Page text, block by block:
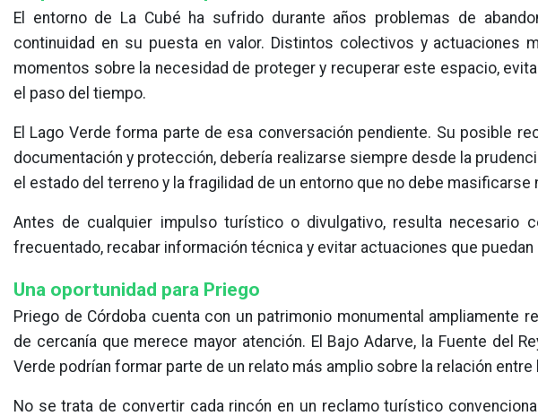
El entorno de La Cubé ha sufrido durante años problemas de
continuidad en su puesta en valor. Distintos colectivos y actuaciones
momentos sobre la necesidad de proteger y recuperar este espacio,
el paso del tiempo.
El Lago Verde forma parte de esa conversación pendiente. Su posible
documentación y protección, debería realizarse siempre desde la
el estado del terreno y la fragilidad de un entorno que no debe masificarse
Antes de cualquier impulso turístico o divulgativo, resulta necesario
frecuentado, recabar información técnica y evitar actuaciones que puedan
Una oportunidad para Priego
Priego de Córdoba cuenta con un patrimonio monumental ampliamente
de cercanía que merece mayor atención. El Bajo Adarve, la Fuente del
Verde podrían formar parte de un relato más amplio sobre la relación entre
No se trata de convertir cada rincón en un reclamo turístico